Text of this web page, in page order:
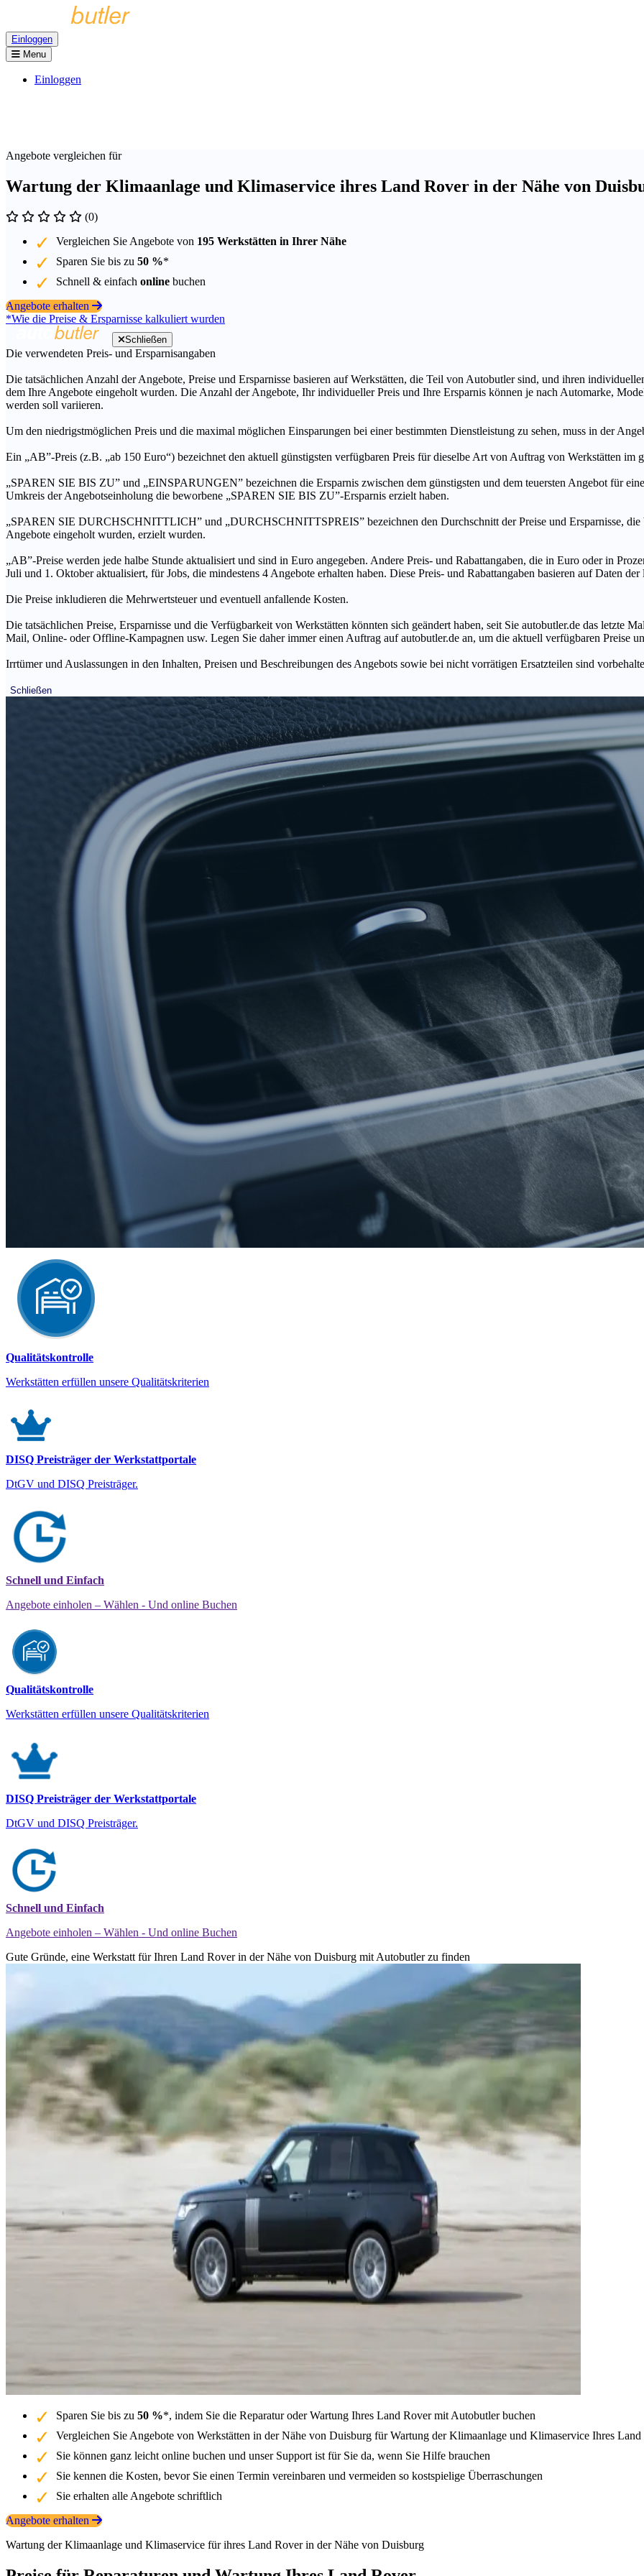
Einloggen
Menu
Einloggen
Angebote vergleichen für
Wartung der Klimaanlage und Klimaservice ihres Land Rover in der Nähe von
(0)
Vergleichen Sie Angebote von 195 Werkstätten in Ihrer Nähe
Sparen Sie bis zu 50 %*
Schnell & einfach online buchen
Angebote erhalten
*Wie die Preise & Ersparnisse kalkuliert wurden
Schließen
Die verwendeten Preis- und Ersparnisangaben
Die tatsächlichen Anzahl der Angebote, Preise und Ersparnisse basieren auf Werkstätten, die Teil von Autobutler sind, und ihren
dem Ihre Angebote eingeholt wurden. Die Anzahl der Angebote, Ihr individueller Preis und Ihre Ersparnis können je nach Automarke,
werden soll variieren.
Um den niedrigstmöglichen Preis und die maximal möglichen Einsparungen bei einer bestimmten Dienstleistung zu sehen, muss in der
Ein „AB”-Preis (z.B. „ab 150 Euro“) bezeichnet den aktuell günstigsten verfügbaren Preis für dieselbe Art von Auftrag von Werkstätten im
„SPAREN SIE BIS ZU” und „EINSPARUNGEN” bezeichnen die Ersparnis zwischen dem günstigsten und dem teuersten Angebot für
Umkreis der Angebotseinholung die beworbene „SPAREN SIE BIS ZU”-Ersparnis erzielt haben.
„SPAREN SIE DURCHSCHNITTLICH” und „DURCHSCHNITTSPREIS” bezeichnen den Durchschnitt der Preise und Ersparnisse,
Angebote eingeholt wurden, erzielt wurden.
„AB”-Preise werden jede halbe Stunde aktualisiert und sind in Euro angegeben. Andere Preis- und Rabattangaben, die in Euro oder in
Juli und 1. Oktober aktualisiert, für Jobs, die mindestens 4 Angebote erhalten haben. Diese Preis- und Rabattangaben basieren auf Daten
Die Preise inkludieren die Mehrwertsteuer und eventuell anfallende Kosten.
Die tatsächlichen Preise, Ersparnisse und die Verfügbarkeit von Werkstätten könnten sich geändert haben, seit Sie autobutler.de das letzte
Mail, Online- oder Offline-Kampagnen usw. Legen Sie daher immer einen Auftrag auf autobutler.de an, um die aktuell verfügbaren Preise
Irrtümer und Auslassungen in den Inhalten, Preisen und Beschreibungen des Angebots sowie bei nicht vorrätigen Ersatzteilen sind
Schließen
Qualitätskontrolle
Werkstätten erfüllen unsere Qualitätskriterien
DISQ Preisträger der Werkstattportale
DtGV und DISQ Preisträger.
Schnell und Einfach
Angebote einholen – Wählen - Und online Buchen
Qualitätskontrolle
Werkstätten erfüllen unsere Qualitätskriterien
DISQ Preisträger der Werkstattportale
DtGV und DISQ Preisträger.
Schnell und Einfach
Angebote einholen – Wählen - Und online Buchen
Gute Gründe, eine Werkstatt für Ihren Land Rover in der Nähe von Duisburg mit Autobutler zu finden
Sparen Sie bis zu 50 %*, indem Sie die Reparatur oder Wartung Ihres Land Rover mit Autobutler buchen
Vergleichen Sie Angebote von Werkstätten in der Nähe von Duisburg für Wartung der Klimaanlage und Klimaservice Ihres
Sie können ganz leicht online buchen und unser Support ist für Sie da, wenn Sie Hilfe brauchen
Sie kennen die Kosten, bevor Sie einen Termin vereinbaren und vermeiden so kostspielige Überraschungen
Sie erhalten alle Angebote schriftlich
Angebote erhalten
Wartung der Klimaanlage und Klimaservice für ihres Land Rover in der Nähe von Duisburg